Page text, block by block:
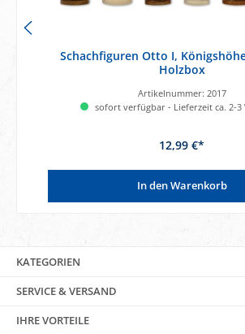
Schachfiguren Otto I,
Holzbox
Artikelnummer: 2017
sofort verfügbar - Lieferzeit ca. 2-3
12,99 €*
In den Warenkorb
KATEGORIEN
SERVICE & VERSAND
IHRE VORTEILE